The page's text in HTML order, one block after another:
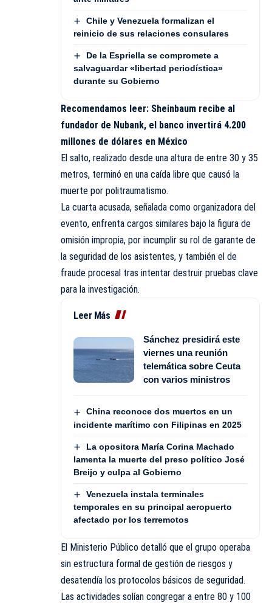
Chile y Venezuela formalizan el
reinicio de sus relaciones consulares
De la Espriella se compromete a
salvaguardar «libertad periodística»
durante su Gobierno
Recomendamos leer: Sheinbaum recibe al
fundador de Nubank, el banco invertirá 4.200
millones de dólares en México
El salto, realizado desde una altura de entre 30 y 35
metros, terminó en una caída libre que causó la
muerte por politraumatismo.
La cuarta acusada, señalada como organizadora del
evento, enfrenta cargos similares bajo la figura de
omisión impropia, por incumplir su rol de garante de
la seguridad de los asistentes, y también el de
fraude procesal tras intentar destruir pruebas clave
para la investigación.
Leer Más
Sánchez presidirá este
viernes una reunión
telemática sobre Ceuta
con varios ministros
China reconoce dos muertos en un
incidente marítimo con Filipinas en 2025
La opositora María Corina Machado
lamenta la muerte del preso político José
Breijo y culpa al Gobierno
Venezuela instala terminales
temporales en su principal aeropuerto
afectado por los terremotos
El Ministerio Público detalló que el grupo operaba
sin estructura formal de gestión de riesgos y
desatendía los protocolos básicos de seguridad.
Las actividades solían congregar a entre 80 y 100